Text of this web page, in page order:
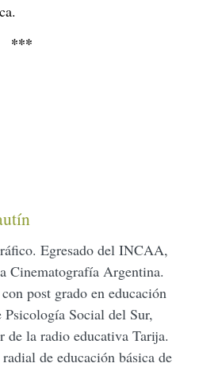
***
Egresado del INCAA,
Cinematografía Argentina.
post grado en educación
Psicología Social del Sur,
la radio educativa Tarija.
de educación básica de